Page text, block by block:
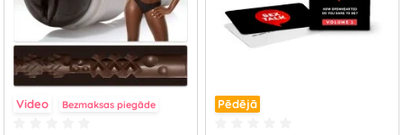
Video Bezmaksas piegāde Pēdējā